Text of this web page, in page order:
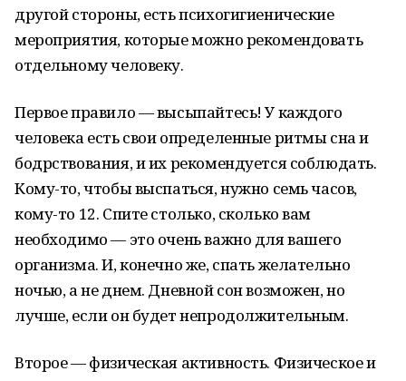
другой стороны, есть психогигиенические
мероприятия, которые можно рекомендовать
отдельному человеку.
Первое правило — высыпайтесь! У каждого
человека есть свои определенные ритмы сна и
бодрствования, и их рекомендуется соблюдать.
Кому-то, чтобы выспаться, нужно семь часов,
кому-то 12. Спите столько, сколько вам
необходимо — это очень важно для вашего
организма. И, конечно же, спать желательно
ночью, а не днем. Дневной сон возможен, но
лучше, если он будет непродолжительным.
Второе — физическая активность. Физическое и